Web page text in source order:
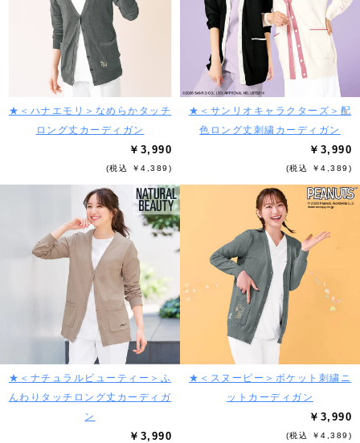
★＜ハナエモリ＞なめらかタッチ
ロング丈カーディガン
￥3,990
(税込 ￥4,389)
★＜サンリオキャラクターズ＞配
色ロング丈刺繍カーディガン
￥3,990
(税込 ￥4,389)
★＜ナチュラルビューティー＞ふ
んわりタッチロング丈カーディガ
ン
￥3,990
★＜スヌーピー＞ポケット刺繍ニ
ットカーディガン
￥3,990
(税込 ￥4,389)